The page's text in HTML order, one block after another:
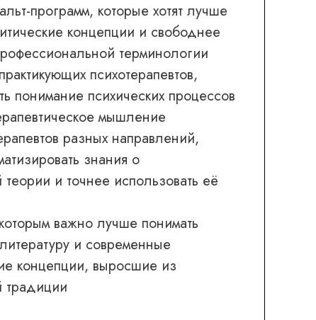
программ, которые хотят лучше
концепции и свободнее
терминологии
психотерапевтов,
понимание психических процессов
мышление
разных направлений,
знания о
теории и точнее использовать её
важно лучше понимать
и современные
концепции, выросшие из
традиции